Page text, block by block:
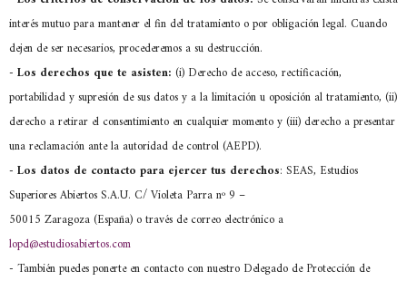
interés mutuo para mantener el fin del tratamiento o por obligación legal. Cuando
dejen de ser necesarios, procederemos a su destrucción.
- Los derechos que te asisten: (i) Derecho de acceso, rectificación,
portabilidad y supresión de sus datos y a la limitación u oposición al tratamiento, (ii)
derecho a retirar el consentimiento en cualquier momento y (iii) derecho a presentar
una reclamación ante la autoridad de control (AEPD).
- Los datos de contacto para ejercer tus derechos: SEAS, Estudios
Superiores Abiertos S.A.U. C/ Violeta Parra nº 9 –
50015 Zaragoza (España) o través de correo electrónico a
lopd@estudiosabiertos.com
- También puedes ponerte en contacto con nuestro Delegado de Protección de